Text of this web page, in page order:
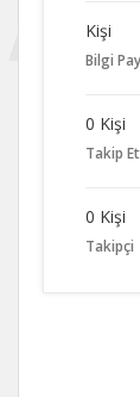
Kişi
Bilgi
0 Kişi
Takip
0 Kişi
Takipçi